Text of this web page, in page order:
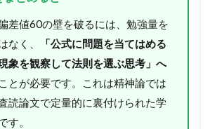
差値60の壁を破るには、勉強量を
なく、
「公式に問題を当てはめる
象を観察して法則を選ぶ思考」へ
ことが必要です。これは精神論では
読論文で定量的に裏付けられた学
す。